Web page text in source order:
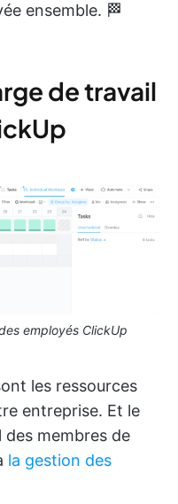
ensemble. 🏁
de travail
employés ClickUp
les ressources
entreprise. Et le
des membres de
la gestion des